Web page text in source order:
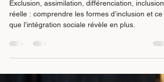
réelle
Exclusion, assimilation, différenciation, inclusion
que l’intégration sociale révèle en plus.